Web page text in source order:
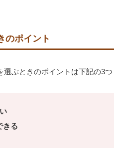
のポイント
選ぶときのポイントは下記の3つ
きる